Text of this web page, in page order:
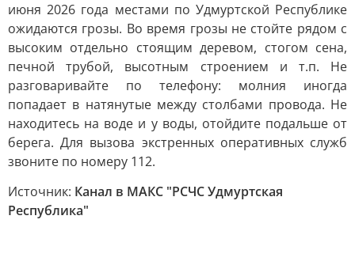
июня 2026 года местами по Удмуртской Республике
ожидаются грозы. Во время грозы не стойте рядом с
высоким отдельно стоящим деревом, стогом сена,
печной трубой, высотным строением и т.п. Не
разговаривайте по телефону: молния иногда
попадает в натянутые между столбами провода. Не
находитесь на воде и у воды, отойдите подальше от
берега. Для вызова экстренных оперативных служб
звоните по номеру 112.
Источник: Канал в МАКС "РСЧС Удмуртская
Республика"